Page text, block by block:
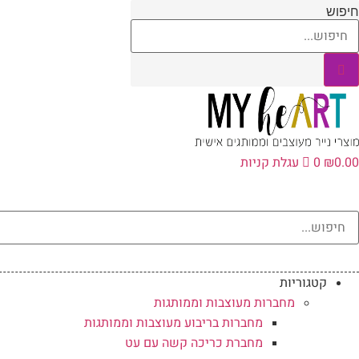
דלג
לתוכן
חיפוש
₪0.00
0 עגלת קניות
קטגוריות
מחברות מעוצבות וממותגות
מחברות בריבוע מעוצבות וממותגות
מחברת כריכה קשה עם עט